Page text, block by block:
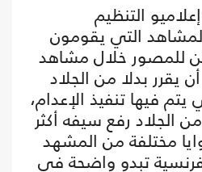
التنظيم
التي يقومون
للمصور خلال مشاهد
يقرر بدلا من الجلاد
يتم فيها تنفيذ الإعدام،
الجلاد رفع سيفه أكثر
مختلفة من المشهد
تبدو واضحة في